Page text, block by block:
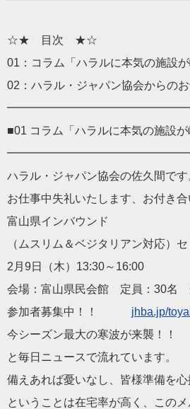
☆★ 目次 ★☆
01：コラム「ハラルに本気の施設が
02：ハラル・ジャパン協会からの
■01 コラム「ハラルに本気の施設が
ハラル・ジャパン協会の佐久間です
お仕事中失礼いたします、お付き合
富山県インバウンド
（ムスリム＆ベジタリアン対応）
2月9日（木）13:30～16:00
会場：富山県民会館 定員：30名
参加者募集中！！ jhba.jp/
今シーズン最大の寒波が来襲！！
と毎日ニュースで流れています。
備えあれば憂いなし、皆様準備を心
ということは在宅率が高く、この